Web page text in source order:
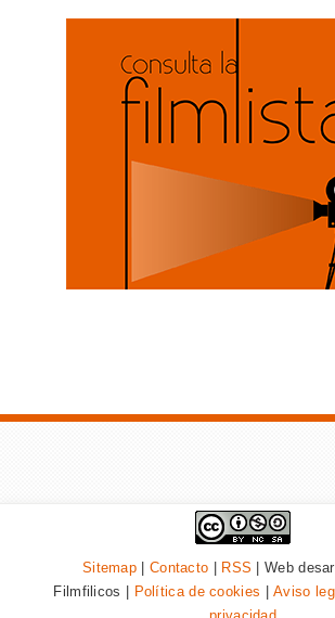
Sitemap | Contacto | RSS | Web
Filmfilicos | Política de cookies |Aviso